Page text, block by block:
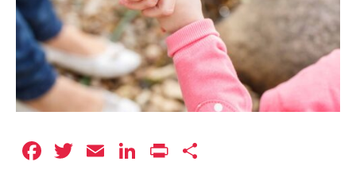
Facebook
Twitter
EmailLinkedIn
Print